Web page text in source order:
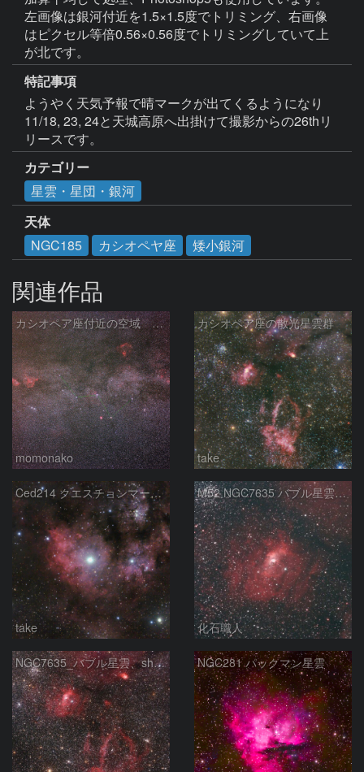
左画像は銀河付近を1.5×1.5度でトリミング、右画像
はピクセル等倍0.56×0.56度でトリミングしていて上
が北です。
特記事項
ようやく天気予報で晴マークが出てくるようになり
11/18, 23, 24と天城高原へ出掛けて撮影からの26thリ
リースです。
カテゴリー
星雲・星団・銀河
天体
NGC185
カシオペヤ座 矮小銀河
関連作品
カシオペア座付近の空域 260720
momonako
カシオペア座の散光星雲群
take
Ced214 クエスチョンマーク星雲の“心臓部”
take
M52 NGC7635 バブル星雲 Sh2-159 カシオペア座
化石職人
NGC7635_バブル星雲、sh2-157_くわがた星雲 NGC281 パックマン星雲